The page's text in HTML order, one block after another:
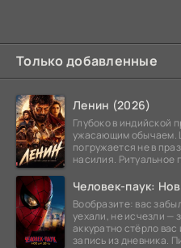
Только добавленные
Ленин (2026)
Глубоко в индийской
ужасающим обычаем.
погружается не в
насилия. Ритуальное
Человек-паук:
Вообразите: вас
уехали, не исчезли —
аккуратно стёрло
запись из дневника.